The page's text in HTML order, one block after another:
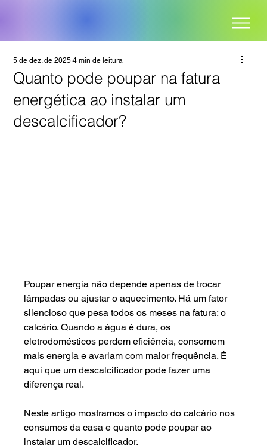
Quanto pode poupar na fatura
energética ao instalar um
descalcificador?
5 de dez. de 2025 4 min de leitura
Poupar energia não depende apenas de trocar
lâmpadas ou ajustar o aquecimento. Há um fator
silencioso que pesa todos os meses na fatura: o
calcário. Quando a água é dura, os
eletrodomésticos perdem eficiência, consomem
mais energia e avariam com maior frequência. É
aqui que um descalcificador pode fazer uma
diferença real.
Neste artigo mostramos o impacto do calcário nos
consumos da casa e quanto pode poupar ao
instalar um descalcificador.